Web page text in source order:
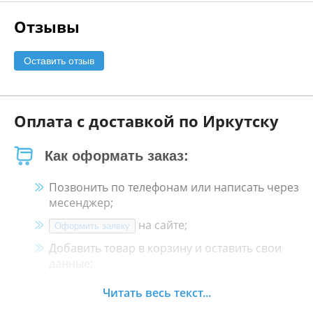
Отзывы
Оставить отзыв
Оплата с доставкой по Иркутску
Как оформать заказ:
Позвонить по телефонам или написать через
месенджер;
Оформить заявку
на сайте;
Добавить товар в корзину и оставить свои
данные;
Менеджер свяжется с Вами в течение 30
Читать весь текст...